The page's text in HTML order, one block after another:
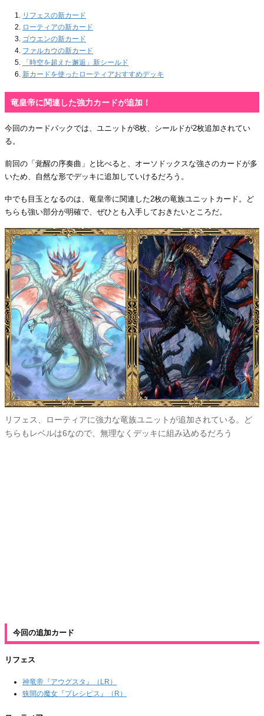
リフェスの新カード
ローティアの新カード
ゴウエンの新カード
ファルカウの新カード
「時空を超えた邂逅」新シールド
新カードを使ったローティアおすすめデッキ
竜皇帝に関連した強力カードが追加！
今回のカードパックでは、ユニットが8枚、シールドが2枚追加されてい
る。
前回の「覚醒の序奏曲」と比べると、オーソドックスな強さのカードが多
いため、自然な形でデッキに追加していけるだろう。
中でも目玉となるのは、竜皇帝に関連した2枚の竜族ユニットカード。ど
ちらも強い部分が明確で、ぜひとも入手しておきたいところだ。
リフェス、ローティアに強力な竜族ユニットが追加されている。ど
ちらもレベルは6なので、無理なくデッキに組み込めるだろう
今回の追加カード
リフェス
神竜帝『アウグスタ』（LR）
狭間の魔女『プレシピス』（R）